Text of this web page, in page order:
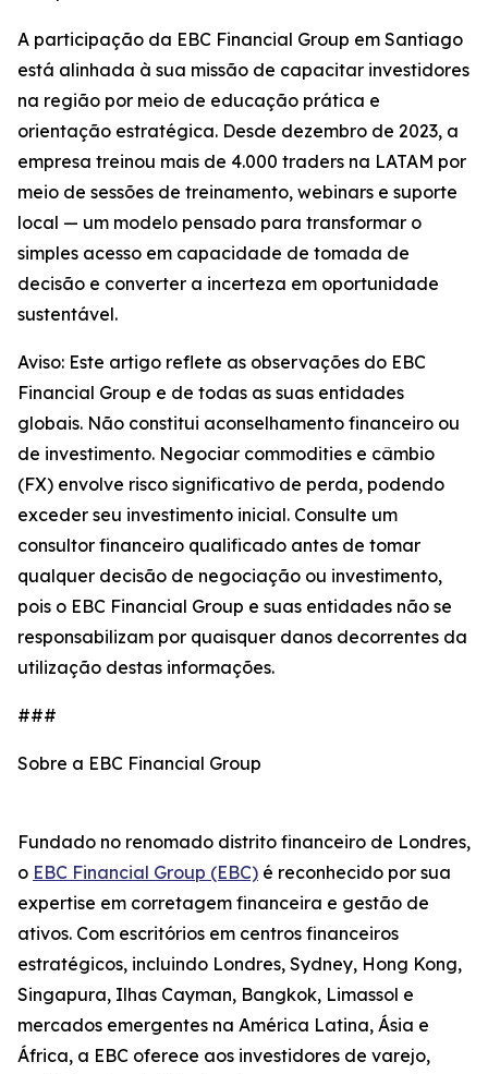
A participação da EBC Financial Group em Santiago
está alinhada à sua missão de capacitar investidores
na região por meio de educação prática e
orientação estratégica. Desde dezembro de 2023, a
empresa treinou mais de 4.000 traders na LATAM por
meio de sessões de treinamento, webinars e suporte
local — um modelo pensado para transformar o
simples acesso em capacidade de tomada de
decisão e converter a incerteza em oportunidade
sustentável.
Aviso: Este artigo reflete as observações do EBC
Financial Group e de todas as suas entidades
globais. Não constitui aconselhamento financeiro ou
de investimento. Negociar commodities e câmbio
(FX) envolve risco significativo de perda, podendo
exceder seu investimento inicial. Consulte um
consultor financeiro qualificado antes de tomar
qualquer decisão de negociação ou investimento,
pois o EBC Financial Group e suas entidades não se
responsabilizam por quaisquer danos decorrentes da
utilização destas informações.
###
Sobre a EBC Financial Group
Fundado no renomado distrito financeiro de Londres,
o EBC Financial Group (EBC) é reconhecido por sua
expertise em corretagem financeira e gestão de
ativos. Com escritórios em centros financeiros
estratégicos, incluindo Londres, Sydney, Hong Kong,
Singapura, Ilhas Cayman, Bangkok, Limassol e
mercados emergentes na América Latina, Ásia e
África, a EBC oferece aos investidores de varejo,